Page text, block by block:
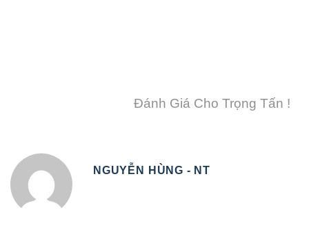
Đánh Giá Cho Trọng Tấn !
NGUYỄN HÙNG - NT